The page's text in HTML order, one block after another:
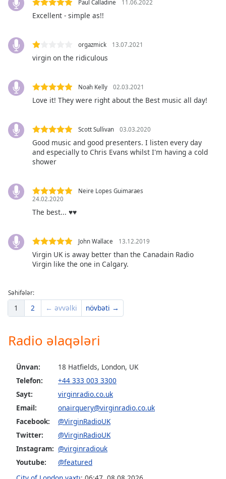
Beginning
dialog
window.
cancel
and
window.
Opacity
Background
Color
Caption
Area
Color
Opacity
Font
Edge
Style
Paul Calladine 11.06.2022
Excellent - simple as!!
orgazmick 13.07.2021
virgin on the ridiculous
Noah Kelly 02.03.2021
Love it! They were right about the Best music all day!
Scott Sullivan 03.03.2020
Good music and good presenters. I listen every day
and especially to Chris Evans whilst I'm having a cold
shower
Neire Lopes Guimaraes
24.02.2020
The best... ♥️♥️
John Wallace 13.12.2019
Virgin UK is away better than the Canadain Radio
Virgin like the one in Calgary.
Səhifələr:
1 2 ← əvvəlki növbəti →
Radio əlaqələri
Ünvan:
18 Hatfields, London, UK
Telefon:
+44 333 003 3300
Sayt:
virginradio.co.uk
Email:
onairquery@virginradio.co.uk
Facebook:
@VirginRadioUK
Twitter:
@VirginRadioUK
Instagram: @virginradiouk
Youtube:
@featured